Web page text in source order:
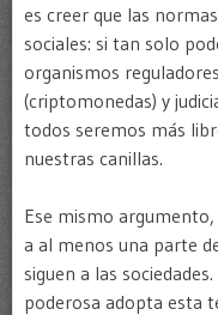
es creer que las
sociales: si tan solo
organismos
(criptomonedas) y
todos seremos más
nuestras canillas.
Ese mismo
a al menos una parte
siguen a las
poderosa adopta esta